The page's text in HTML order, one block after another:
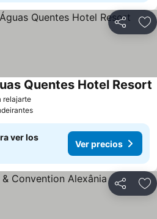
Compartir
relajarte
Quentes Hotel Resort
ver los
Ver precios
Compartir